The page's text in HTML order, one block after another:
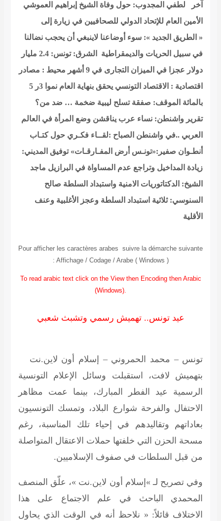
آخر لطفي المجدوب: حول وفاة الشيخ إبراهيم العموشي
الأمين العام للإتحاد الدولي للصحافيين في زيارة إلى
« الطريق الجديد »: سوء أوضاعنا لاينبغي أن يحجب نضالنا
في سبيل الحريات والديمقراطية
الشرق: تونس: 2.4 مليار
دولار عجزا في الميزان التجارى في 9 أشهر
محيط : مصادر
اقتصادية : الاقتصاد التونسي يحقق بنهاية العام نموا 3ر 5
بالمائة الموقف: صفقة تسلح ليبية ضخمة … ضد من؟
تقرير واشنطن: نساء عرب يناقشن وضع المرأة في العالم
العربي ..في واشنطن الصباح :لقــاء فكـري حول كتـاب
أنطـوان صفير:«تونـس أرض المفـارقـات» توفيق المديني:
زيادة المداخيل وتراجع عدم المساواة في البرازيل ماجد
الشيخ: الدكتاتوريات الامنية واستبداد السلطة صالح
السنوسي: ثلاثية استبداد السلطة وعجز الأغلبية وعنف
الأقلية
Pour afficher les caractères arabes suivre la démarche suivante
: Affichage / Codage / Arabe ( Windows )
To read arabic text click on the View then Encoding then Arabic
(Windows).
عيد تونس.. تهميش رسمي وتشبث شعبي
تونس – محمد الحمروني – إسلام أون لاين.نت
بتهميش لافت، استقبلت وسائل الإعلام التونسية
الرسمية عيد الفطر المبارك، بينما عمت مظاهر
الاحتفال والفرحة شوارع البلاد، وتمسك التونسيون
بعاداتهم وتقاليدهم في إحياء تلك المناسبة، رغم
مسحة الحزن التي خلفتها حملات الاعتقال المتواصلة
من قبل السلطات في صفوف الإسلاميين.
وفي تصريح لـ »إسلام أون لاين.نت »، علّق المنصف
المحمدي الباحث في علم الاجتماع على هذا
الاختلاف قائلاً: « نلاحظ أنه في الوقت الذي يحاول